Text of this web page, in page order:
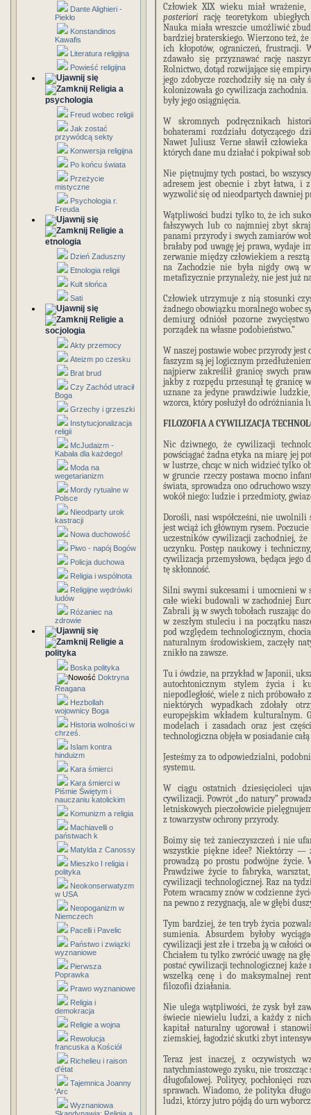
Dante Alighieri -
Piekło
Konstandinos
Kawafis
Literatura religijna
Powieść religijna
Religia a
psychologia
Freud wobec religii
Jak zostać
przywódcą sekty
Konwersja religijna
Po końcu świata
Przeżycie
mistyczne
Psychologia r.
Freuda
Religie a
etnologia
Dzień Zaduszny
Etnologia religii
Kult słońca
Sati
Religie a
socjologia
Akty przemocy
Ateizm po czesku
Brat brud
Czy Zachód utracił
Boga
Grzechy i grzeszki
Instytucjonalizacja
religii
McJudaizm -
Kabała dla każdego!
Moda na
wegetarianizm
Mordy rytualne w
Polsce
Nieodparty urok
kastracji
Nowa duchowość
Piwo - napój Bogów
Policja duchowa
Religia i wspólnota
Religijne wędrówki
ludów
Różaniec na
zdrowie
Religie a
polityka
Boska polityka
Doktryna
Reagana
Hezbollah
wojownicy Boga
Historia wolności w
chrześ.
Islam kontra
hinduizm
Kara śmierci
Kara śmierci w
Piśmie Świętym i
nauczaniu katolickim
Komunizm a religia
Machiavelli o
państwach k
Matylda z Canossy
Mieszko I religia i
polityka
Neokonserwatyzm
w USA
Neopoganizm w
Niemczech
Pacelli i Pavelic
Państwo i związki
wyznaniowe
Pierwsza
Poprawka
Prawo wyznaniowe
Religia i
demokracja
Religie a wojna
Rewolucja
francuska a Kościół
Richelieu i raison
d'état
Tajemnica Joanny
'Arc
Wyznaniowa
Człowiek XIX wieku miał
posteriori rację teoretykom
Nauka miała wreszcie umożliwić
bardziej braterskiego. Wierzono też,
ich kłopotów, ograniczeń,
zdawało się przyznawać rację
Rolnictwo, dotąd rozwijające się
jego zdobycze rozchodziły się na
kolonizowała go cywilizacja
były jego osiągnięcia.
W skromnych podręcznikach
bohaterami rozdziału dotyczącego
Nawet Juliusz Verne sławił
których dane mu działać i pokpiwał
Nie piętnujmy tych postaci, bo
adresem jest obecnie i zbyt łatwa, i
wyzwolić się od nieodpartych dawniej
Wątpliwości budzi tylko to, że ich
fałszywych lub co najmniej zbyt
panami przyrody i swych zamiarów
brałaby pod uwagę jej prawa, wydaje
zerwanie między człowiekiem a
na Zachodzie nie była nigdy ową
metafizycznie przynależy, nie jest już
Człowiek utrzymuje z nią stosunki
żadnego obowiązku moralnego wobec
demiurg odniósł pozorne
porządek na własne podobieństwo.”
W naszej postawie wobec przyrody
faszyzm są jej logicznym
najpierw zakreślił granicę swych
jakby z rozpędu przesunął tę granicę
uznane za jedyne prawdziwie
wzorca, który posłużył do
FILOZOFIA A CYWILIZACJA
Nic dziwnego, że cywilizacji
powściągać żadna etyka na miarę jej
w lustrze, chcąc w nich widzieć tylko
w gruncie rzeczy postawa mocno
świata, sprowadza ono odruchowo
wokół niego: ludzie i przedmioty,
Dorośli, nasi współcześni, nie
jest wciąż ich głównym rysem.
uczestników cywilizacji zachodniej,
uczynku. Postęp naukowy i
cywilizacja przemysłowa, będąca
tę skłonność.
Silni swymi sukcesami i umocnieni w
całe wieki budowali w zachodniej
Zabrali ją w swych tobołach ruszając
w zeszłym stuleciu i na początku
pod względem technologicznym,
naturalnym środowiskiem, zaczęły
znikło na zawsze.
Tu i ówdzie, na przykład w Japonii,
autochtonicznym stylem życia i
niepodległość, wiele z nich
niektórych wypadkach zdołały
europejskim wkładem kulturalnym.
modelach i zasadach oraz jest
technologiczna objęła w posiadanie
Jesteśmy za to odpowiedzialni,
systemu.
W ciągu ostatnich dziesięcioleci
cywilizacji. Powrót „do natury”
letniskowych pieczołowicie
z towarzystw ochrony przyrody.
Boimy się też zanieczyszczeń i nie
wszystkie piękne idee? Niektórzy
prowadzą po prostu podwójne życie.
Prawdziwe życie to fabryka,
cywilizacji technologicznej. Raz na
Potem wracamy znów w codzienne
na pewno z rezygnacją, ale w głębi
Tym bardziej, że ten tryb życia
sumienia. Absurdem byłoby
cywilizacji jest złe i trzeba ją w całości
Chciałem tu tylko zwrócić uwagę na
postać cywilizacji technologicznej
wszelką cenę i do maksymalnej
filozofii działania.
Nie ulega wątpliwości, że zysk był
świecie niewielu ludzi, a każdy z
kapitał naturalny ugorował i
ziemskiej, łagodzić skutki zbyt
Teraz jest inaczej, z oczywistych
natychmiastowego zysku, nie
długofalowej. Politycy, pochłonięci
sprawach. Wiadomo, że polityka
ludzi, którzy jutro pójdą do urn